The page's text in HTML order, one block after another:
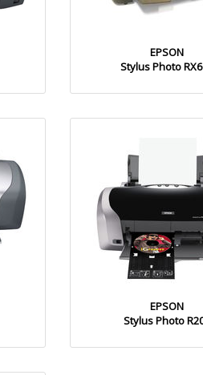
EPSON
Stylus Photo
EPSON
Stylus Photo